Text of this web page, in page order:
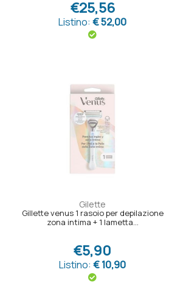
€25,56
Listino:€ 52,00
Gilette
Gillette venus 1 rasoio per depilazione
zona intima + 1 lametta...
€5,90
Listino:€ 10,90